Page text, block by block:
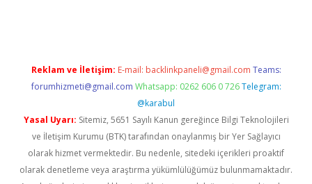
Reklam ve İletişim: E-mail: backlinkpaneli@gmail.com Teams:
forumhizmeti@gmail.com Whatsapp: 0262 606 0 726 Telegram:
@karabul
Yasal Uyarı: Sitemiz, 5651 Sayılı Kanun gereğince Bilgi Teknolojileri
ve İletişim Kurumu (BTK) tarafından onaylanmış bir Yer Sağlayıcı
olarak hizmet vermektedir. Bu nedenle, sitedeki içerikleri proaktif
olarak denetleme veya araştırma yükümlülüğümüz bulunmamaktadır.